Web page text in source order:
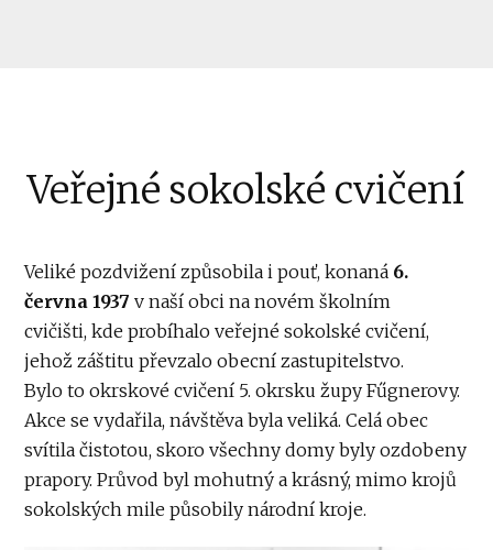
Veřejné sokolské cvičení
Veliké pozdvižení způsobila i pouť, konaná 6.
června 1937 v naší obci na novém školním
cvičišti, kde probíhalo veřejné sokolské cvičení,
jehož záštitu převzalo obecní zastupitelstvo.
Bylo to okrskové cvičení 5. okrsku župy Fűgnerovy.
Akce se vydařila, návštěva byla veliká. Celá obec
svítila čistotou, skoro všechny domy byly ozdobeny
prapory. Průvod byl mohutný a krásný, mimo krojů
sokolských mile působily národní kroje.